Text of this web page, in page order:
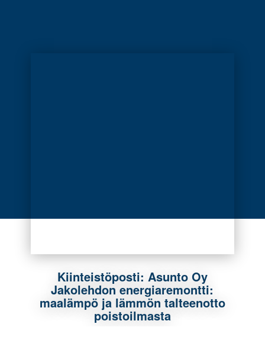
Kiinteistöposti: Asunto Oy
Jakolehdon energiaremontti:
maalämpö ja lämmön talteenotto
poistoilmasta